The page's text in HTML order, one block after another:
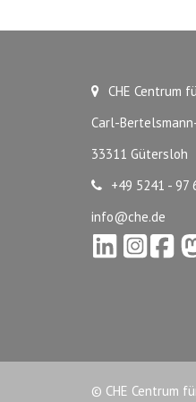
CHE Centrum
Carl-
33311 Gütersloh
+49 5241 - 97
info@che.de
© CHE Centrum